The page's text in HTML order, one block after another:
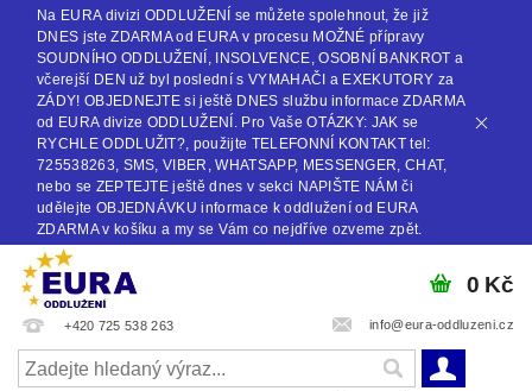
Na EURA divizi ODDLUŽENÍ se můžete spolehnout, že již
DNES jste ZDARMA od EURA v procesu MOŽNÉ přípravy
SOUDNÍHO ODDLUŽENÍ, INSOLVENCE, OSOBNÍ BANKROT a
včerejší DEN už byl poslední s VYMAHAČI a EXEKUTORY za
ZÁDY! OBJEDNEJTE si ještě DNES službu informace ZDARMA
od EURA divize ODDLUŽENÍ. Pro Vaše OTÁZKY: JAK se
RYCHLE ODDLUŽIT?, použijte TELEFONNÍ KONTAKT tel:
725538263, SMS, VIBER, WHATSAPP, MESSENGER, CHAT,
nebo se ZEPTEJTE ještě dnes v sekci NAPIŠTE NÁM či
udělejte OBJEDNÁVKU informace k oddlužení od EURA
ZDARMA v košíku a my se Vám co nejdříve ozveme zpět.
+420 725 538 263 info@eura-oddluzeni.cz
0 Kč